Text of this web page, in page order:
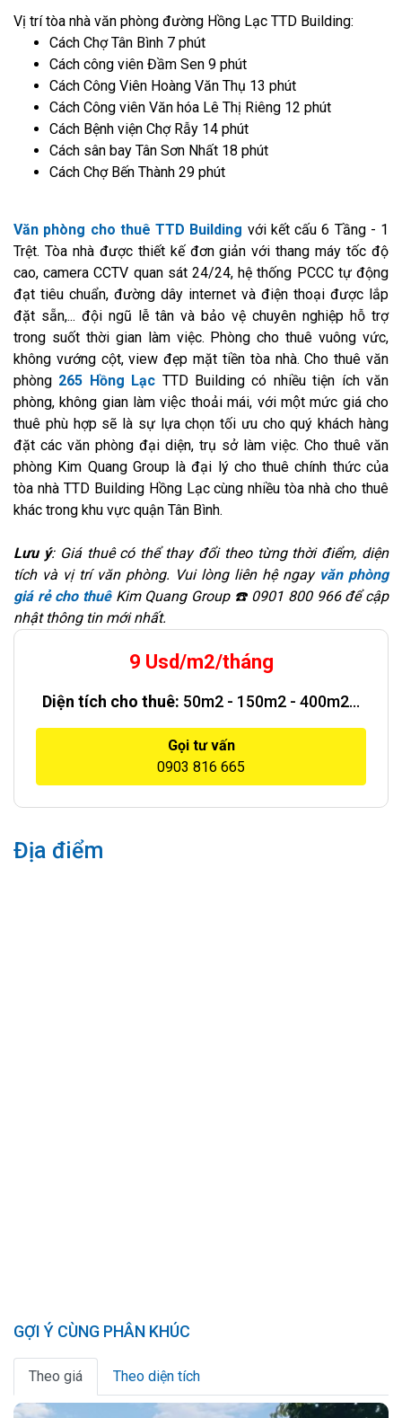
Vị trí tòa nhà văn phòng đường Hồng Lạc TTD Building:
Cách Chợ Tân Bình 7 phút
Cách công viên Đầm Sen 9 phút
Cách Công Viên Hoàng Văn Thụ 13 phút
Cách Công viên Văn hóa Lê Thị Riêng 12 phút
Cách Bệnh viện Chợ Rẫy 14 phút
Cách sân bay Tân Sơn Nhất 18 phút
Cách Chợ Bến Thành 29 phút
Văn phòng cho thuê TTD Building với kết cấu 6 Tầng - 1
Trệt. Tòa nhà được thiết kế đơn giản với thang máy tốc độ
cao, camera CCTV quan sát 24/24, hệ thống PCCC tự động
đạt tiêu chuẩn, đường dây internet và điện thoại được lắp
đặt sẵn,... đội ngũ lễ tân và bảo vệ chuyên nghiệp hỗ trợ
trong suốt thời gian làm việc. Phòng cho thuê vuông vức,
không vướng cột, view đẹp mặt tiền tòa nhà. Cho thuê văn
phòng 265 Hồng Lạc TTD Building có nhiều tiện ích văn
phòng, không gian làm việc thoải mái, với một mức giá cho
thuê phù hợp sẽ là sự lựa chọn tối ưu cho quý khách hàng
đặt các văn phòng đại diện, trụ sở làm việc. Cho thuê văn
phòng Kim Quang Group là đại lý cho thuê chính thức của
tòa nhà TTD Building Hồng Lạc cùng nhiều tòa nhà cho thuê
khác trong khu vực quận Tân Bình.
Lưu ý: Giá thuê có thể thay đổi theo từng thời điểm, diện
tích và vị trí văn phòng. Vui lòng liên hệ ngay văn phòng
giá rẻ cho thuêKim Quang Group ☎️ 0901 800 966 để cập
nhật thông tin mới nhất.
9 Usd/m2/tháng
Diện tích cho thuê: 50m2 - 150m2 - 400m2...
Gọi tư vấn
0903 816 665
Địa điểm
GỢI Ý CÙNG PHÂN KHÚC
Theo giá Theo diện tích